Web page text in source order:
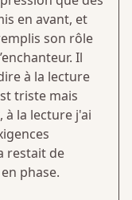
en avant, et
son rôle
Il
à la lecture
triste mais
à la lecture j'ai
restait de
phase.